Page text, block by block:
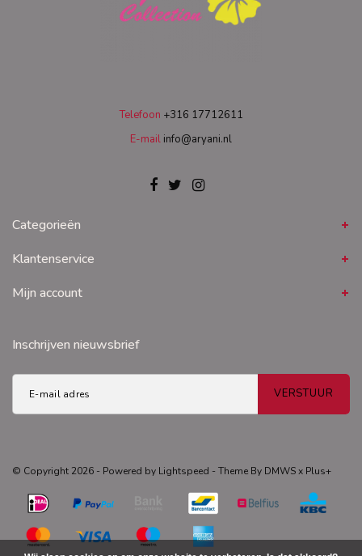
Telefoon +316 17712611
E-mail info@aryani.nl
Categorieën
Klantenservice
Mijn account
Inschrijven nieuwsbrief
VERSTUUR
© Copyright 2026 - Powered by Lightspeed - Theme By DMWSx Plus+